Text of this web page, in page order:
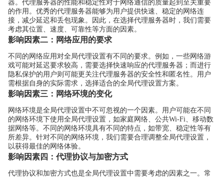
器。代理服务器的性能和稳定性对于网络通信的质量起到至关重要
的作用。优秀的代理服务器能够为用户提供快速、稳定的网络连
接，减少延迟和丢包现象。因此，在选择代理服务器时，我们需要
考虑其位置、速度、可靠性等方面的因素。
影响因素二：网络应用的要求
不同的网络应用对全局代理设置有不同的要求。例如，一些网络游
戏可能对延迟要求较高，需要选择快速响应的代理服务器；而进行
隐私保护的用户则可能更关注代理服务器的安全性和匿名性。用户
需根据自身的实际需求，选择适合的全局代理设置方案。
影响因素三：网络环境的变化
网络环境是全局代理设置中不可忽视的一个因素。用户可能在不同
的网络环境下使用全局代理设置，如家庭网络、公共Wi-Fi、移动数
据网络等。不同的网络环境具有不同的特点，如带宽、稳定性等有
所差异。针对不同的网络环境，我们需要合理调整全局代理设置，
以获得最佳的网络体验。
影响因素四：代理协议与加密方式
代理协议和加密方式也是全局代理设置中需要考虑的因素之一。常